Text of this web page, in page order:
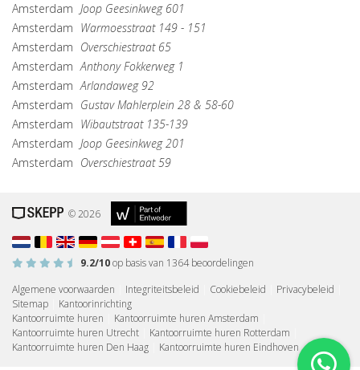
Amsterdam Joop Geesinkweg 601
Amsterdam Warmoesstraat 149 - 151
Amsterdam Overschiestraat 65
Amsterdam Anthony Fokkerweg 1
Amsterdam Arlandaweg 92
Amsterdam Gustav Mahlerplein 28 & 58-60
Amsterdam Wibautstraat 135-139
Amsterdam Joop Geesinkweg 201
Amsterdam Overschiestraat 59
© 2026
9.2/10op basis van 1364beoordelingen
Algemene voorwaarden
Integriteitsbeleid Cookiebeleid Privacybeleid
Sitemap
Kantoorinrichting
Kantoorruimte huren
Kantoorruimte huren Amsterdam
Kantoorruimte huren Utrecht
Kantoorruimte huren Rotterdam
Kantoorruimte huren Den Haag
Kantoorruimte huren Eindhoven